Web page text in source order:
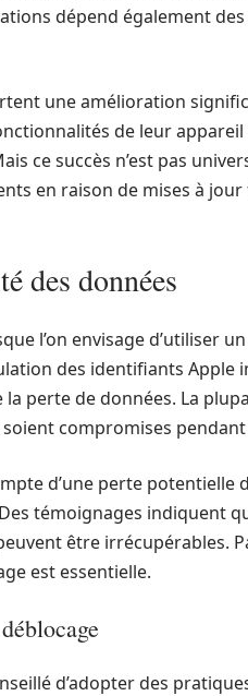
dépend également
une amélioration
de leur
ce succès n’est pas
en raison de mises à
des données
l’on envisage d’utiliser
des identifiants Apple
perte de données. La
compromises pendant
d’une perte potentielle
témoignages indiquent
être irrécupérables.
est essentielle.
d’adopter des